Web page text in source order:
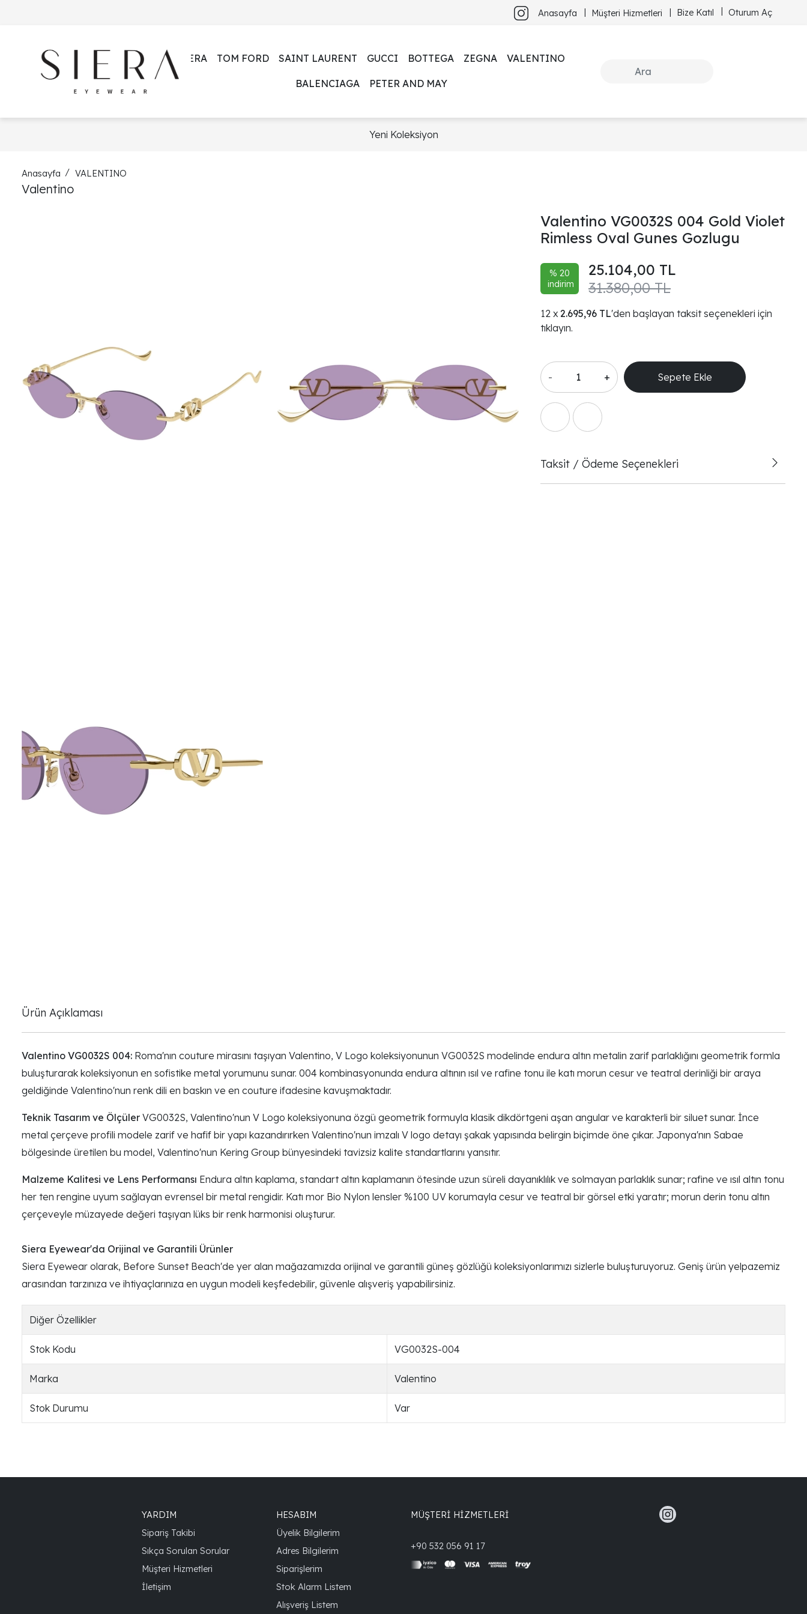
Anasayfa Müşteri Hizmetleri Bize Katıl Oturum Aç
SIERA TOM FORD SAINT LAURENT GUCCI BOTTEGA ZEGNA VALENTINO
BALENCIAGA PETER AND MAY
Yeni Koleksiyon
Anasayfa VALENTINO
Valentino
Valentino VG0032S 004 Gold Violet
Rimless Oval Gunes Gozlugu
% 20
indirim
31.380,00 TL
25.104,00 TL
2.695,96 TL'den başlayan taksit seçenekleri için
tıklayın.
- + Sepete Ekle
Taksit / Ödeme Seçenekleri
Ürün Açıklaması
Valentino VG0032S 004: Roma'nın couture mirasını taşıyan Valentino, V Logo koleksiyonunun VG0032S modelinde endura altın metalin zarif parlaklığını geometrik formla
buluşturarak koleksiyonun en sofistike metal yorumunu sunar. 004 kombinasyonunda endura altının ısıl ve rafine tonu ile katı morun cesur ve teatral derinliği bir araya
geldiğinde Valentino'nun renk dili en baskın ve en couture ifadesine kavuşmaktadır.
Teknik Tasarım ve Ölçüler VG0032S, Valentino'nun V Logo koleksiyonuna özgü geometrik formuyla klasik dikdörtgeni aşan angular ve karakterli bir siluet sunar. İnce
metal çerçeve profili modele zarif ve hafif bir yapı kazandırırken Valentino'nun imzalı V logo detayı şakak yapısında belirgin biçimde öne çıkar. Japonya'nın Sabae
bölgesinde üretilen bu model, Valentino'nun Kering Group bünyesindeki tavizsiz kalite standartlarını yansıtır.
Malzeme Kalitesi ve Lens Performansı Endura altın kaplama, standart altın kaplamanın ötesinde uzun süreli dayanıklılık ve solmayan parlaklık sunar; rafine ve ısıl altın tonu
her ten rengine uyum sağlayan evrensel bir metal rengidir. Katı mor Bio Nylon lensler %100 UV korumayla cesur ve teatral bir görsel etki yaratır; morun derin tonu altın
çerçeveyle müzayede değeri taşıyan lüks bir renk harmonisi oluşturur.
Siera Eyewear'da Orijinal ve Garantili Ürünler
Siera Eyewear olarak, Before Sunset Beach'de yer alan mağazamızda orijinal ve garantili güneş gözlüğü koleksiyonlarımızı sizlerle buluşturuyoruz. Geniş ürün yelpazemiz
arasından tarzınıza ve ihtiyaçlarınıza en uygun modeli keşfedebilir, güvenle alışveriş yapabilirsiniz.
Diğer Özellikler
Stok Kodu VG0032S-004
Marka Valentino
Stok Durumu Var
YARDIM
Sipariş Takibi
Sıkça Sorulan Sorular
Müşteri Hizmetleri
İletişim
HESABIM
Üyelik Bilgilerim
Adres Bilgilerim
Siparişlerim
Stok Alarm Listem
Alışveriş Listem
MÜŞTERİ HİZMETLERİ
+90 532 056 91 17